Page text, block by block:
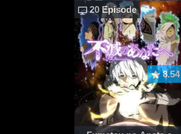
20 Episode
8.54